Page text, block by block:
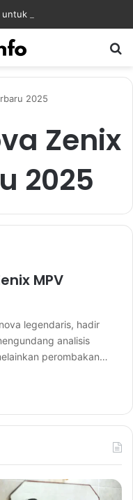
2025
Zenix
2025
MPV
legendaris, hadir
analisis
perombakan…